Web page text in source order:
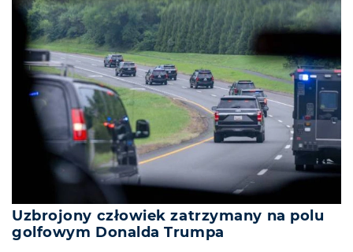
Uzbrojony człowiek zatrzymany na polu
golfowym Donalda Trumpa